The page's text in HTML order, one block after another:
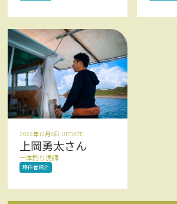
2022年12月6日 UPDATE
上岡勇太さん
一本釣り漁師
移住者紹介